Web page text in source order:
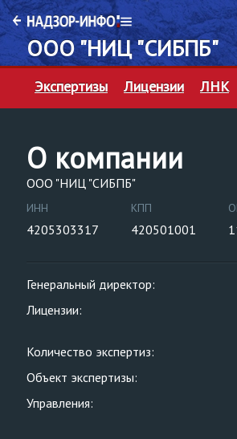
ООО "НИЦ "СИБПБ"
Экспертизы Лицензии ЛНК
О компании
ООО "НИЦ "СИБПБ"
ИНН
4205303317
КПП
420501001
Генеральный директор:
Лицензии:
Количество экспертиз:
Объект экспертизы:
Управления: